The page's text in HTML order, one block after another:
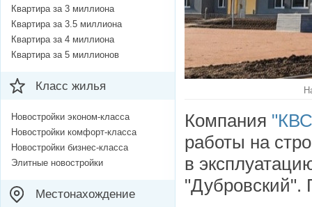
Компания
работы на
в
"Дубровский".
Квартира за 3 миллиона
Квартира за 3.5 миллиона
Квартира за 4 миллиона
Квартира за 5 миллионов
Класс жилья
Новостройки эконом-класса
Новостройки комфорт-класса
Новостройки бизнес-класса
Элитные новостройки
Местонахождение